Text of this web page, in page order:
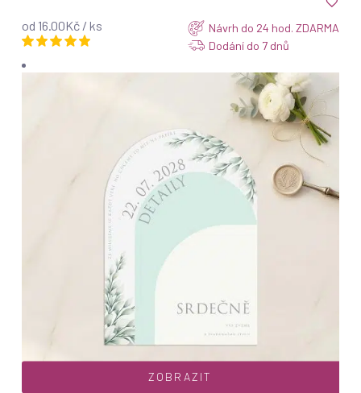
od 16.00Kč / ks
Návrh do 24 hod. ZDARMA
Dodání do 7 dnů
ZOBRAZIT